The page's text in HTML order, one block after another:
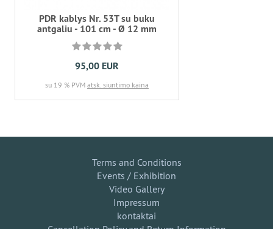
PDR kablys Nr. 53T su buku
antgaliu - 101 cm - Ø 12 mm
95,00 EUR
su 19 % PVM atsk. siuntimo kaina
Terms and Conditions
Events / Exhibition
Video Gallery
Impressum
kontaktai